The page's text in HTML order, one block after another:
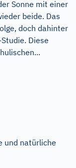
Sonne mit einer
beide. Das
doch dahinter
Diese
und natürliche